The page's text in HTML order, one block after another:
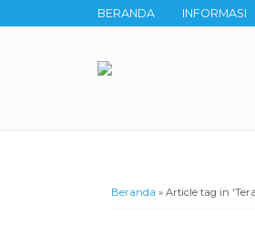
BERANDA INFORMASI
Beranda » Article tag in